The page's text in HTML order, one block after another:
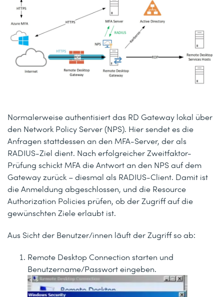
Normalerweise authentisiert das RD Gateway lokal über
den Network Policy Server (NPS). Hier sendet es die
Anfragen stattdessen an den MFA-Server, der als
RADIUS-Ziel dient. Nach erfolgreicher Zweitfaktor-
Prüfung schickt MFA die Antwort an den NPS auf dem
Gateway zurück – diesmal als RADIUS-Client. Damit ist
die Anmeldung abgeschlossen, und die Resource
Authorization Policies prüfen, ob der Zugriff auf die
gewünschten Ziele erlaubt ist.
Aus Sicht der Benutzer/innen läuft der Zugriff so ab:
Remote Desktop Connection starten und
Benutzername/Passwort eingeben.